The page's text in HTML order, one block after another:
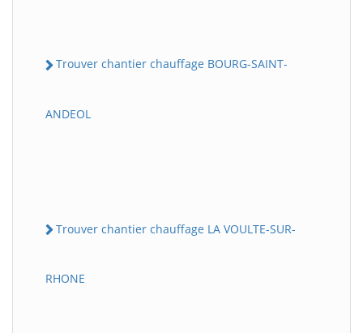
Trouver chantier chauffage BOURG-SAINT-
ANDEOL
Trouver chantier chauffage LA VOULTE-SUR-
RHONE